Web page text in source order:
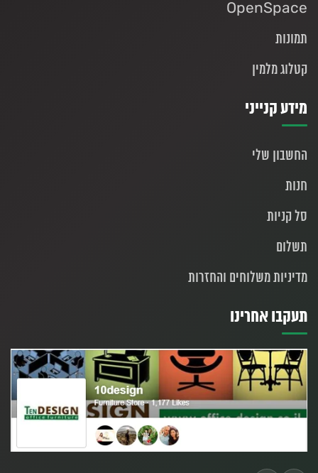
OpenSpace
תמונות
קטלוג מלמין
מידע קנייני
החשבון שלי
חנות
סל קניות
תשלום
מדיניות משלוחים והחזרות
תעקבו אחרינו